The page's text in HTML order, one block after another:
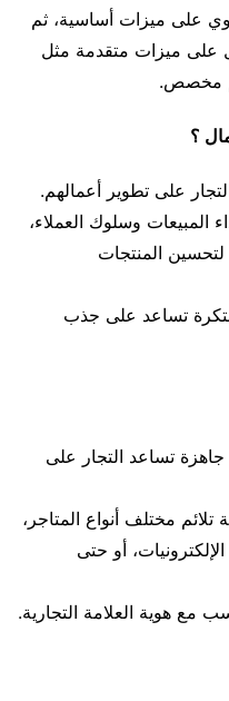
على ميزات أساسية، ثم
على ميزات متقدمة مثل
مخصص.
؟
على تطوير أعمالهم.
المبيعات وسلوك العملاء،
لتحسين المنتجات
تساعد على جذب
تساعد التجار على
مختلف أنواع المتاجر،
أو حتى
مع هوية العلامة التجارية.